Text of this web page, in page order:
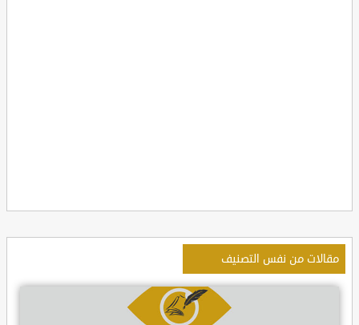
مقالات من نفس التصنيف